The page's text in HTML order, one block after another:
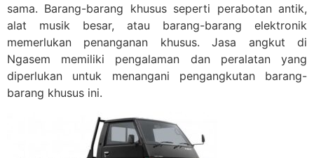
sama. Barang-barang khusus seperti perabotan antik,
alat musik besar, atau barang-barang elektronik
memerlukan penanganan khusus. Jasa angkut di
Ngasem memiliki pengalaman dan peralatan yang
diperlukan untuk menangani pengangkutan barang-
barang khusus ini.